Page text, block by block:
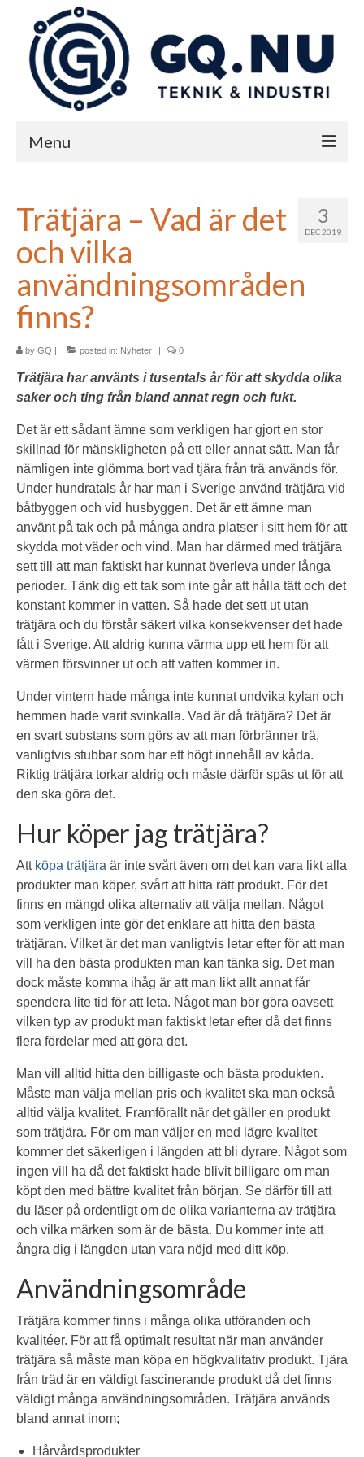
Menu
Teknik & industri
Nyheter
Kontakta oss på GQ
3
DEC 2019
Trätjära – Vad är det
och vilka
användningsområden
finns?
by GQ | posted in: Nyheter | 0
Trätjära har använts i tusentals år för att skydda olika
saker och ting från bland annat regn och fukt.
Det är ett sådant ämne som verkligen har gjort en stor
skillnad för mänskligheten på ett eller annat sätt. Man får
nämligen inte glömma bort vad tjära från trä används för.
Under hundratals år har man i Sverige använd trätjära vid
båtbyggen och vid husbyggen. Det är ett ämne man
använt på tak och på många andra platser i sitt hem för att
skydda mot väder och vind. Man har därmed med trätjära
sett till att man faktiskt har kunnat överleva under långa
perioder. Tänk dig ett tak som inte går att hålla tätt och det
konstant kommer in vatten. Så hade det sett ut utan
trätjära och du förstår säkert vilka konsekvenser det hade
fått i Sverige. Att aldrig kunna värma upp ett hem för att
värmen försvinner ut och att vatten kommer in.
Under vintern hade många inte kunnat undvika kylan och
hemmen hade varit svinkalla. Vad är då trätjära? Det är
en svart substans som görs av att man förbränner trä,
vanligtvis stubbar som har ett högt innehåll av kåda.
Riktig trätjära torkar aldrig och måste därför späs ut för att
den ska göra det.
Hur köper jag trätjära?
Att köpa trätjära är inte svårt även om det kan vara likt alla
produkter man köper, svårt att hitta rätt produkt. För det
finns en mängd olika alternativ att välja mellan. Något
som verkligen inte gör det enklare att hitta den bästa
trätjäran. Vilket är det man vanligtvis letar efter för att man
vill ha den bästa produkten man kan tänka sig. Det man
dock måste komma ihåg är att man likt allt annat får
spendera lite tid för att leta. Något man bör göra oavsett
vilken typ av produkt man faktiskt letar efter då det finns
flera fördelar med att göra det.
Man vill alltid hitta den billigaste och bästa produkten.
Måste man välja mellan pris och kvalitet ska man också
alltid välja kvalitet. Framförallt när det gäller en produkt
som trätjära. För om man väljer en med lägre kvalitet
kommer det säkerligen i längden att bli dyrare. Något som
ingen vill ha då det faktiskt hade blivit billigare om man
köpt den med bättre kvalitet från början. Se därför till att
du läser på ordentligt om de olika varianterna av trätjära
och vilka märken som är de bästa. Du kommer inte att
ångra dig i längden utan vara nöjd med ditt köp.
Användningsområde
Trätjära kommer finns i många olika utföranden och
kvalitéer. För att få optimalt resultat när man använder
trätjära så måste man köpa en högkvalitativ produkt. Tjära
från träd är en väldigt fascinerande produkt då det finns
väldigt många användningsområden. Trätjära används
bland annat inom;
Hårvårdsprodukter